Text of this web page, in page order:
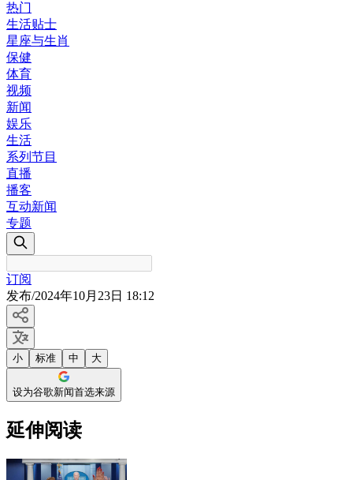
热门
生活贴士
星座与生肖
保健
体育
视频
新闻
娱乐
生活
系列节目
直播
播客
互动新闻
专题
订阅
发布/2024年10月23日 18:12
小 标准 中 大
设为谷歌新闻首选来源
延伸阅读